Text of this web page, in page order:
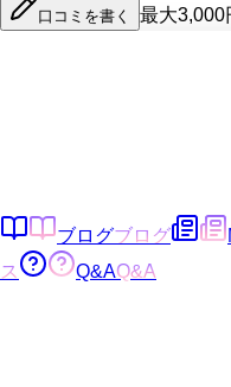
口コミを書く 最大3,000
ブログブログ
ス
Q&AQ&A